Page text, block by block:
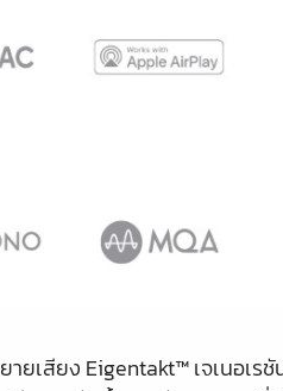
ยเสียง Eigentakt™ เจเนอเร